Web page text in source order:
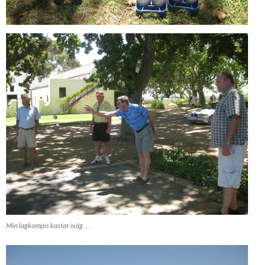
Min lagkompis kastar iväg ...